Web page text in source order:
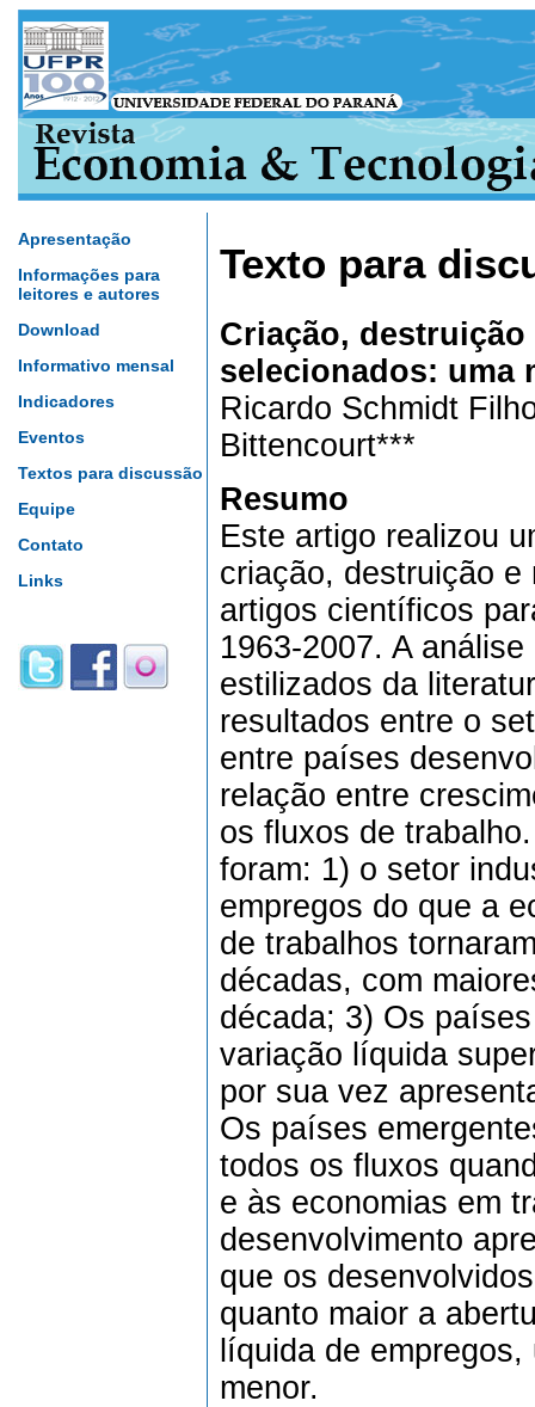
Apresentação
Informações para
leitores e autores
Download
Informativo mensal
Indicadores
Eventos
Textos para discussão
Equipe
Contato
Links
Texto para
Criação,
selecionados: uma
Ricardo Schmidt
Bittencourt***
Resumo
Este artigo realizou
criação, destruição
artigos científicos
1963-2007. A
estilizados da
resultados entre o
entre países
relação entre
os fluxos de
foram: 1) o setor
empregos do que a
de trabalhos
décadas, com
década; 3) Os
variação líquida
por sua vez
Os países
todos os fluxos
e às economias em
desenvolvimento
que os
quanto maior a
líquida de
menor.